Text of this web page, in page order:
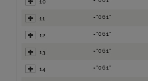
10
11 ="061"
12 ="061"
13 ="061"
14 ="061"